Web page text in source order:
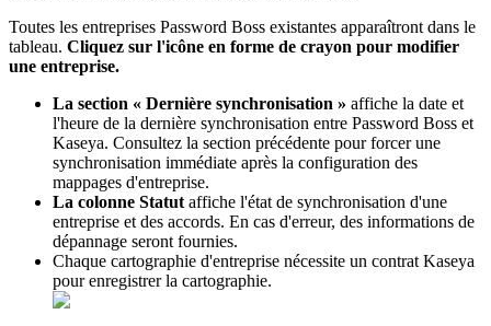
Toutes les entreprises Password Boss existantes apparaîtront dans le
tableau. Cliquez sur l'icône en forme de crayon pour modifier
une entreprise.
La section « Dernière synchronisation » affiche la date et
l'heure de la dernière synchronisation entre Password Boss et
Kaseya. Consultez la section précédente pour forcer une
synchronisation immédiate après la configuration des
mappages d'entreprise.
La colonne Statut affiche l'état de synchronisation d'une
entreprise et des accords. En cas d'erreur, des informations de
dépannage seront fournies.
Chaque cartographie d'entreprise nécessite un contrat Kaseya
pour enregistrer la cartographie.